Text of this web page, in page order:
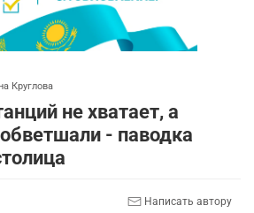
Круглова
не хватает, а
- паводка
Написать автору